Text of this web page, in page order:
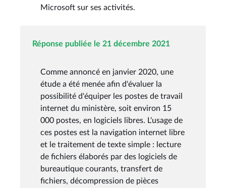
Microsoft sur ses activités.
Réponse publiée le 21 décembre 2021
Comme annoncé en janvier 2020, une
étude a été menée afin d'évaluer la
possibilité d'équiper les postes de travail
internet du ministère, soit environ 15
000 postes, en logiciels libres. L'usage de
ces postes est la navigation internet libre
et le traitement de texte simple : lecture
de fichiers élaborés par des logiciels de
bureautique courants, transfert de
fichiers, décompression de pièces